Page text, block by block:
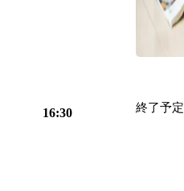
16:30 終了予定